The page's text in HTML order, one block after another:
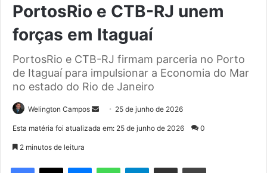
PortosRio e CTB-RJ unem
forças em Itaguaí
PortosRio e CTB-RJ firmam parceria no Porto
de Itaguaí para impulsionar a Economia do Mar
no estado do Rio de Janeiro
Welington Campos
e
25 de junho de 2026
Esta matéria foi atualizada em: 25 de junho de 2026 0
2 minutos de leitura
Telegram